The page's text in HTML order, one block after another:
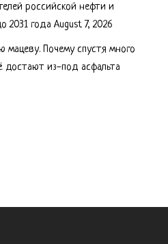
российской нефти и
2031 года August 7, 2026
мацеву. Почему спустя много
достают из-под асфальта